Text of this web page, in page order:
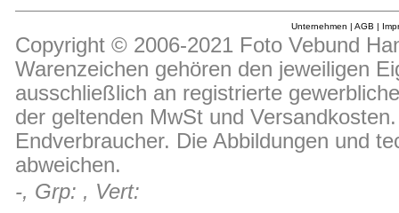
Unternehmen | AGB |
Copyright © 2006-2021 Foto Vebund
Warenzeichen gehören den jeweiligen
ausschließlich an registrierte
der geltenden MwSt und
Endverbraucher. Die Abbildungen und
abweichen.
-, Grp: , Vert: